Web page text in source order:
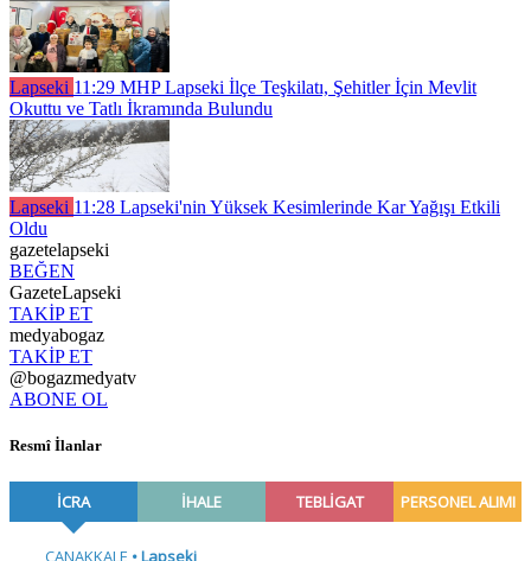
Lapseki 11:29 MHP Lapseki İlçe Teşkilatı, Şehitler İçin Mevlit
Okuttu ve Tatlı İkramında Bulundu
Lapseki 11:28 Lapseki'nin Yüksek Kesimlerinde Kar Yağışı Etkili
Oldu
gazetelapseki
BEĞEN
GazeteLapseki
TAKİP ET
medyabogaz
TAKİP ET
@bogazmedyatv
ABONE OL
Resmî İlanlar